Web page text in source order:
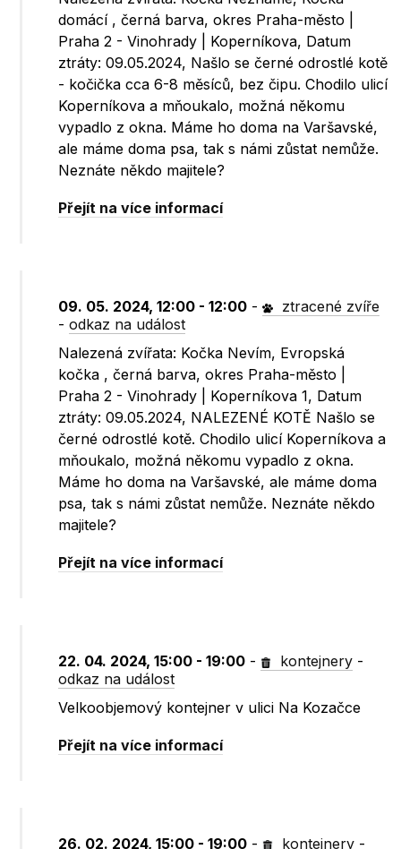
domácí , černá barva, okres Praha-město |
Praha 2 - Vinohrady | Koperníkova, Datum
ztráty: 09.05.2024, Našlo se černé odrostlé kotě
- kočička cca 6-8 měsíců, bez čipu. Chodilo ulicí
Koperníkova a mňoukalo, možná někomu
vypadlo z okna. Máme ho doma na Varšavské,
ale máme doma psa, tak s námi zůstat nemůže.
Neznáte někdo majitele?
Přejít na více informací
09. 05. 2024, 12:00 - 12:00 -
ztracené zvíře
-odkaz na událost
Nalezená zvířata: Kočka Nevím, Evropská
kočka , černá barva, okres Praha-město |
Praha 2 - Vinohrady | Koperníkova 1, Datum
ztráty: 09.05.2024, NALEZENÉ KOTĚ Našlo se
černé odrostlé kotě. Chodilo ulicí Koperníkova a
mňoukalo, možná někomu vypadlo z okna.
Máme ho doma na Varšavské, ale máme doma
psa, tak s námi zůstat nemůže. Neznáte někdo
majitele?
Přejít na více informací
22. 04. 2024, 15:00 - 19:00 - kontejnery -
odkaz na událost
Velkoobjemový kontejner v ulici Na Kozačce
Přejít na více informací
26. 02. 2024, 15:00 - 19:00 - kontejnery -